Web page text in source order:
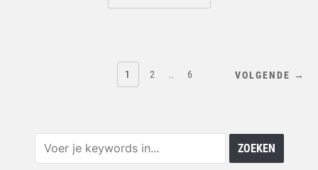
PAGINERING
1 2 … 6 VOLGENDE →